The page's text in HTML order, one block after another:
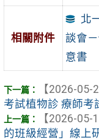
相關附件
北
談會
意書
【2026-05-
考試植物診 療師考
【2026-05-
的班級經營」線上